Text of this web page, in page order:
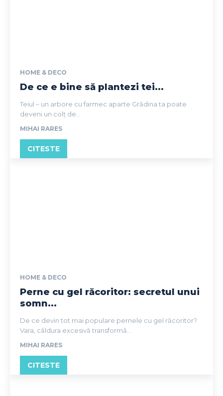
HOME & DECO
De ce e bine să plantezi tei...
Teiul – un arbore cu farmec aparte Grădina ta poate
deveni un colț de...
MIHAI RARES
CITESTE
HOME & DECO
Perne cu gel răcoritor: secretul unui
somn...
De ce devin tot mai populare pernele cu gel răcoritor?
Vara, căldura excesivă transformă...
MIHAI RARES
CITESTE